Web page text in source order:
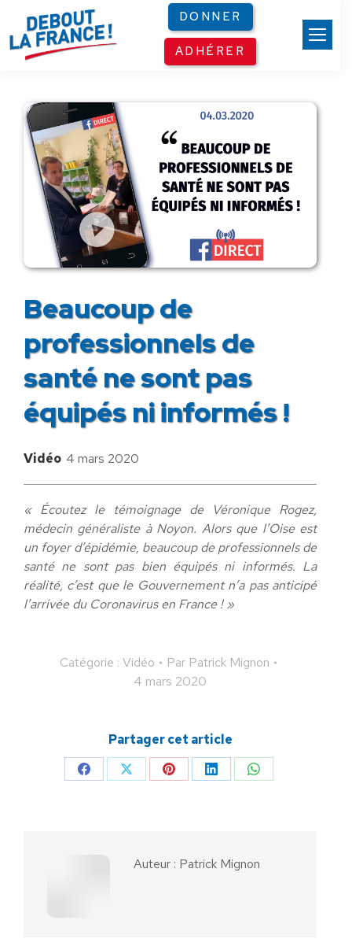
DONNER
ADHÉRER
Beaucoup de
professionnels de
santé ne sont pas
équipés ni informés !
Vidéo 4 mars 2020
« Écoutez le témoignage de Véronique Rogez,
médecin généraliste à Noyon. Alors que l’Oise est
un foyer d’épidémie, beaucoup de professionnels de
santé ne sont pas bien équipés ni informés. La
réalité, c’est que le Gouvernement n’a pas anticipé
l’arrivée du Coronavirus en France ! »​
Catégorie : Vidéo Par Patrick Mignon
4 mars 2020
Partager cet article
PartagerPartagerPartagerPartagerPartager
Auteur : Patrick Mignon
Panneau de gestion des cookies